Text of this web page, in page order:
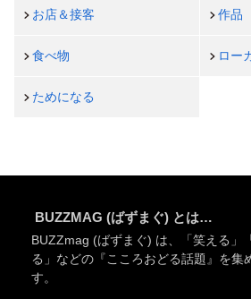
お店＆接客 作品
食べ物 ロー
ためになる
BUZZMAG (ばずまぐ) とは…
BUZZmag (ばずまぐ) は、「笑える」
る」などの『こころおどる話題』を集
す。